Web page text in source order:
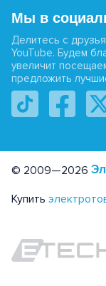
Мы в
Делитесь с
YouTube. Будем
увеличит
предложить
© 2009—2026
Купить